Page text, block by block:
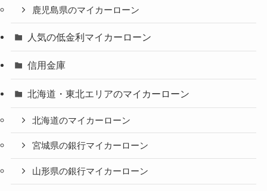
鹿児島県のマイカーローン
人気の低金利マイカーローン
信用金庫
北海道・東北エリアのマイカーローン
北海道のマイカーローン
宮城県の銀行マイカーローン
山形県の銀行マイカーローン